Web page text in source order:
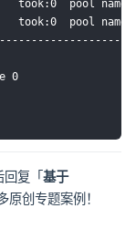
0
复「基于
原创专题案例！